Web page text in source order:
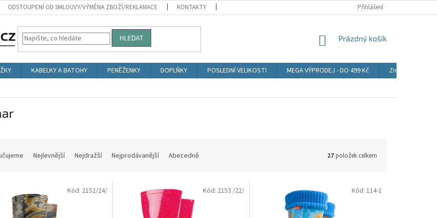
ODSTOUPENÍ OD SMLOUVY/VÝMĚNA ZBOŽÍ/REKLAMACE KONTAKTY OBCHODNÍ PODMÍNKY PODMÍNKY
Přihlášení
HLEDAT
NÁKUPNÍ
Prázdný košík
KABELKY A BATOHY PENĚŽENKY DOPLŇKY POSLEDNÍ VELIKOSTI MEGA VÝPRODEJ - DO 499 Kč
Značky
Nejlevnější Nejdražší Nejprodávanější Abecedně 27položek celkem
Kód: 2152/24/ Kód: 2153 /22/ Kód: 114-1